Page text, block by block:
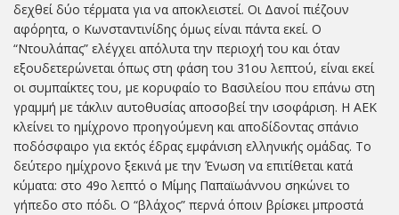
δεχθεί δύο τέρματα για να αποκλειστεί. Οι Δανοί πιέζουν
αφόρητα, ο Κωνσταντινίδης όμως είναι πάντα εκεί. Ο
“Ντουλάπας” ελέγχει απόλυτα την περιοχή του και όταν
εξουδετερώνεται όπως στη φάση του 31ου λεπτού, είναι εκεί
οι συμπαίκτες του, με κορυφαίο το Βασιλείου που επάνω στη
γραμμή με τάκλιν αυτοθυσίας αποσοβεί την ισοφάριση. Η ΑΕΚ
κλείνει το ημίχρονο προηγούμενη και αποδίδοντας σπάνιο
ποδόσφαιρο για εκτός έδρας εμφάνιση ελληνικής ομάδας. Το
δεύτερο ημίχρονο ξεκινά με την Ένωση να επιτίθεται κατά
κύματα: στο 49ο λεπτό ο Μίμης Παπαϊωάννου σηκώνει το
γήπεδο στο πόδι. Ο “βλάχος” περνά όποιν βρίσκει μπροστά